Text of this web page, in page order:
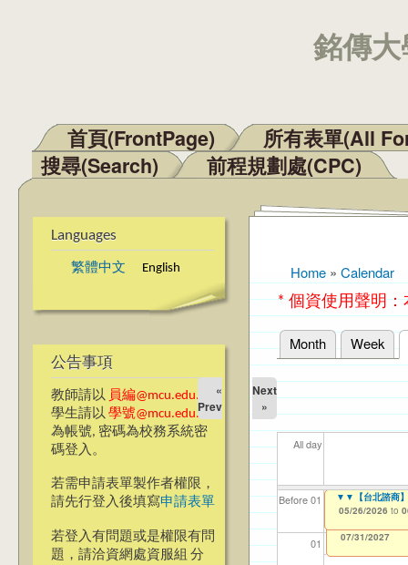
銘傳
Main menu
首頁(FrontPage)
所有表單(All
搜尋(Search)
前程規劃處(CPC)
Languages
繁體中文 English
公告事項
教師請以 員編@mcu.edu.tw
學生請以 學號@mcu.edu.tw
為帳號, 密碼為校務系統密
碼登入。
若需申請表單製作者權限，
請先行登入後填寫申請表單
若登入有問題或是權限有問
題，請洽資網處資服組 分
You are here
Home » Calendar
* 個資使用聲明
Primary tabs
Month Week
«
Prev
Next
»
All day
Before 01
01
【資網處】
整合系統～表單
12/31/2027
【財務處】工讀
11/12/2021 to
【財務處】漏打
錄
07/31/2027
114
04/
114
02/
114
03/
【學
07/
教務
11/
商品
11/
【教學暨學習資
05/18/2026 to
▼▼【台北諮商
05/26/2026 to